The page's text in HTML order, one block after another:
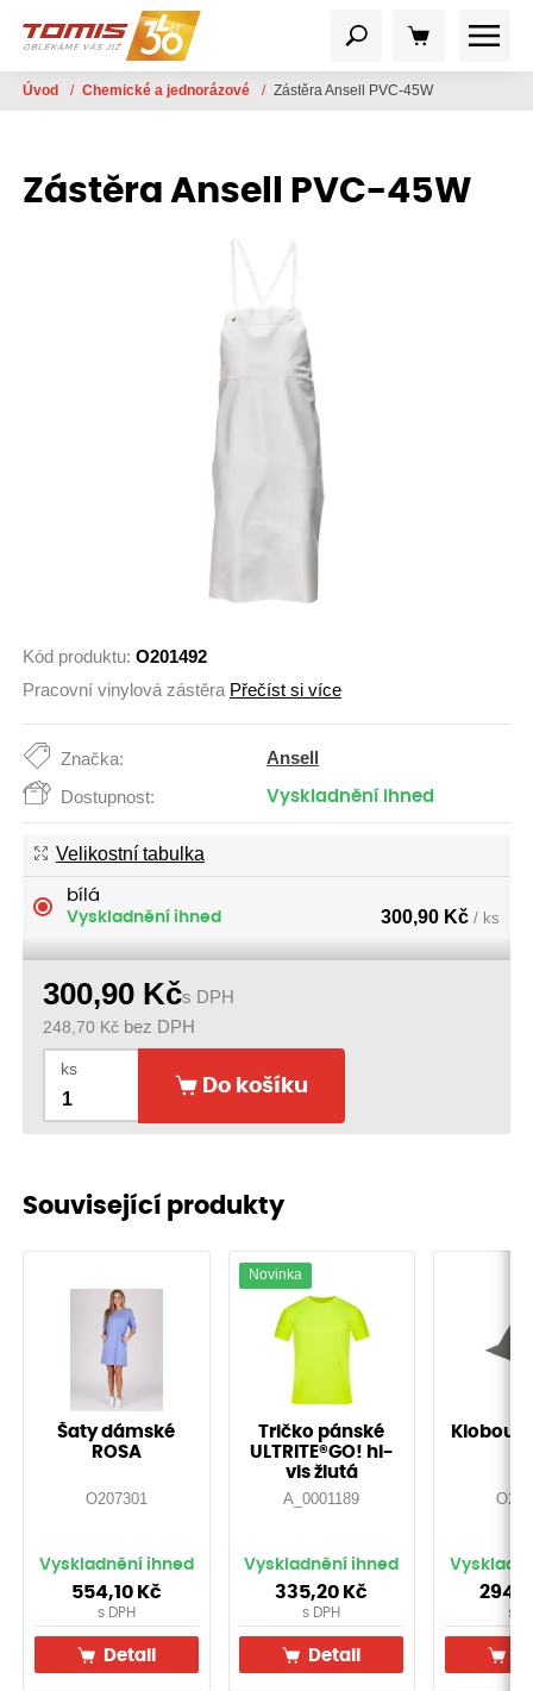
Úvod / Chemické a jednorázové / Zástěra Ansell PVC-45W
Zástěra Ansell PVC-45W
Kód produktu: O201492
Pracovní vinylová zástěra Přečíst si více
Značka: Ansell
Dostupnost: Vyskladnění ihned
Velikostní tabulka
bílá
Vyskladnění ihned
300,90 Kč / ks
300,90 Kčs DPH
248,70 Kč bez DPH
ks
Do košíku
Související produkty
Šaty dámské
ROSA
O207301
Vyskladnění ihned
554,10 Kč
s DPH
Detail
Novinka
Tričko pánské
ULTRITE®GO! hi-
vis žlutá
A_0001189
Vyskladnění ihned
335,20 Kč
s DPH
Detail
Klobouk
s